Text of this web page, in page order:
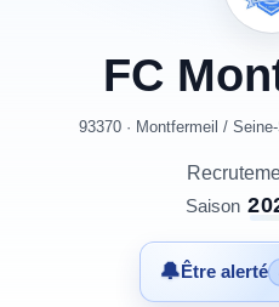
FC
93370 · Montfermeil /
Saison
🔔Être alerté